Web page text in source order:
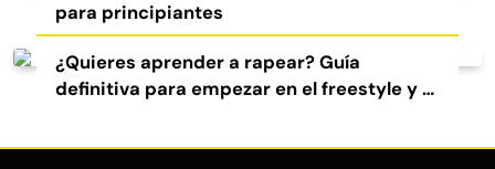
para principiantes
¿Quieres aprender a rapear? Guía
definitiva para empezar en el freestyle y el